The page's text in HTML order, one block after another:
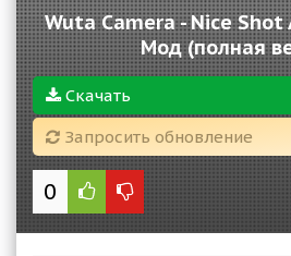
Wuta Camera - Nice Shot
Мод (полная
Скачать
Запросить обновление
0